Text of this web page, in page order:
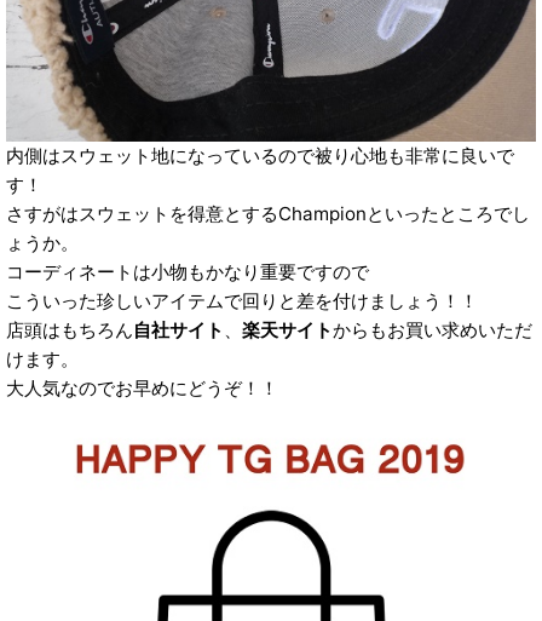
内側はスウェット地になっているので被り心地も非常に良いで
す！
さすがはスウェットを得意とするChampionといったところでし
ょうか。
コーディネートは小物もかなり重要ですので
こういった珍しいアイテムで回りと差を付けましょう！！
店頭はもちろん自社サイト 楽天サイトからもお買い求めいただ
けます。
大人気なのでお早めにどうぞ！！